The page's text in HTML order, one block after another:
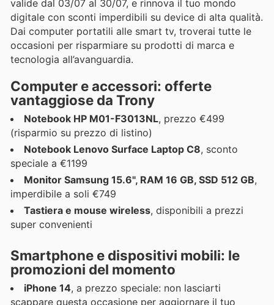
valide dal 03/07 al 30/07, e rinnova il tuo mondo
digitale con sconti imperdibili su device di alta qualità.
Dai computer portatili alle smart tv, troverai tutte le
occasioni per risparmiare su prodotti di marca e
tecnologia all’avanguardia.
Computer e accessori: offerte
vantaggiose da Trony
Notebook HP M01-F3013NL, prezzo €499
(risparmio su prezzo di listino)
Notebook Lenovo Surface Laptop C8, sconto
speciale a €1199
Monitor Samsung 15.6", RAM 16 GB, SSD 512 GB,
imperdibile a soli €749
Tastiera e mouse wireless, disponibili a prezzi
super convenienti
Smartphone e dispositivi mobili: le
promozioni del momento
iPhone 14, a prezzo speciale: non lasciarti
scappare questa occasione per aggiornare il tuo